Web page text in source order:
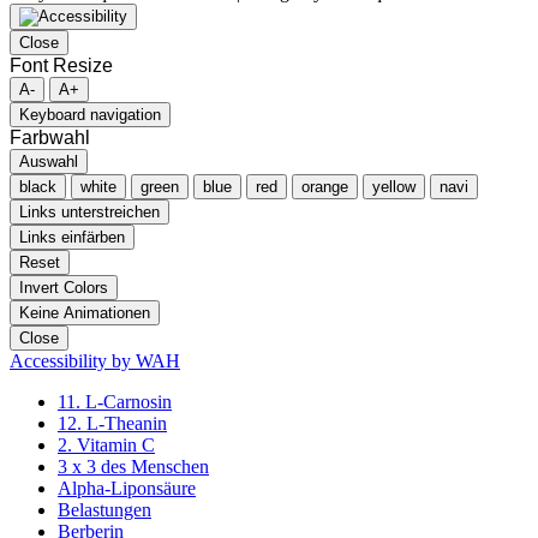
Close
Font Resize
A-
A+
Keyboard navigation
Farbwahl
Auswahl
black
white green blue red orange yellow
navi
Links unterstreichen
Links einfärben
Reset
Invert Colors
Keine Animationen
Close
Accessibility by WAH
11. L-Carnosin
12. L-Theanin
2. Vitamin C
3 x 3 des Menschen
Alpha-Liponsäure
Belastungen
Berberin